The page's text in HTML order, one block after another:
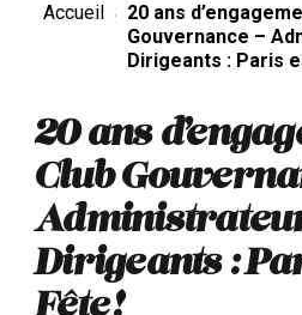
Accueil
20 ans
Gouvernance –
Dirigeants : Paris
20 ans
Club
Dirigeants :
Fête !